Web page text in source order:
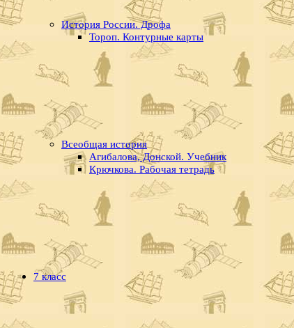
История России. Дрофа
Тороп. Контурные карты
Всеобщая история
Агибалова, Донской. Учебник
Крючкова. Рабочая тетрадь
7 класс